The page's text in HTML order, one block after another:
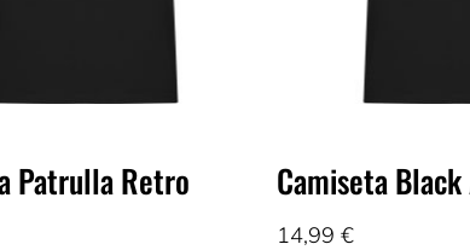
Patrulla Retro Camiseta
14,99 €